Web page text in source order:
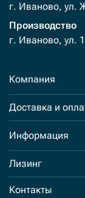
г. Иваново, ул.
Производство
г. Иваново, ул.
Компания
Доставка и
Информация
Лизинг
Контакты